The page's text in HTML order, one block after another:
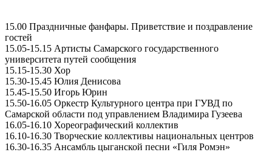
15.00 Праздничные фанфары. Приветствие и поздравление
гостей
15.05-15.15 Артисты Самарского государственного
университета путей сообщения
15.15-15.30 Хор
15.30-15.45 Юлия Денисова
15.45-15.50 Игорь Юрин
15.50-16.05 Оркестр Культурного центра при ГУВД по
Самарской области под управлением Владимира Гузеева
16.05-16.10 Хореографический коллектив
16.10-16.30 Творческие коллективы национальных центров
16.30-16.35 Ансамбль цыганской песни «Гиля Ромэн»